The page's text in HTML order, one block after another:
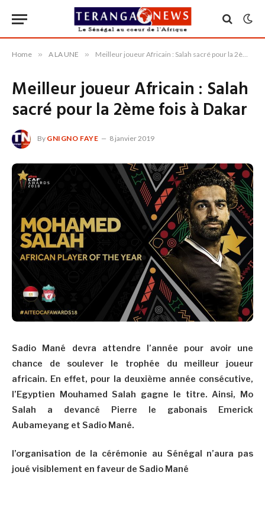
Home » A LA UNE » Meilleur joueur Africain : Salah sacré pour la 2ème fois à Dakar
Meilleur joueur Africain : Salah
sacré pour la 2ème fois à Dakar
By GNIGNO FAYE 8 janvier 2019
Sadio Mané devra attendre l’année pour avoir une
chance de soulever le trophée du meilleur joueur
africain. En effet, pour la deuxième année consécutive,
l’Egyptien Mouhamed Salah gagne le titre. Ainsi, Mo
Salah a devancé Pierre le gabonais Emerick
Aubameyang et Sadio Mané.
l’organisation de la cérémonie au Sénégal n’aura pas
joué visiblement en faveur de Sadio Mané